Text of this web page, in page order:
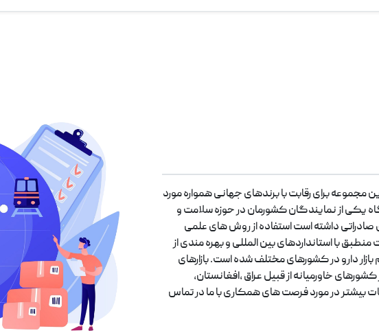
مجموعه برای رقابت با برندهای جهانی همواره مورد
یکی از نمایندگان کشورمان در حوزه سلامت و
صادراتی داشته است استفاده از روش های علمی
با استانداردهای بین المللی و بهره مندی از
دارو در کشورهای مختلف شده است. بازارهای
خاورمیانه از قبیل عراق ،افغانستان،
بیشتر در مورد فرصت های همکاری با ما در تماس